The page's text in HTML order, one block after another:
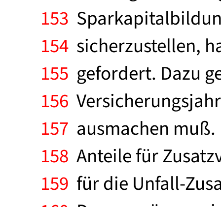
153
154 sicherzustellen,
155 gefordert. Dazu
156
157 ausmachen
158 Anteile für
159 für die Unfall-